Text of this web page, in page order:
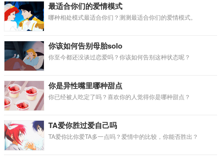
最适合你们的爱情模式
哪种相处模式最适合你们？测测最适合你们的爱情模式。
你该如何告别母胎solo
你至今都还没谈过恋爱吗？你该如何告别这种状态呢？
你是异性嘴里哪种甜点
你已经被人吃定了吗？喜欢你的人觉得你是哪种甜点？
TA爱你胜过爱自己吗
TA爱你比你爱TA多一点吗？爱情中的比较，你能否胜出？